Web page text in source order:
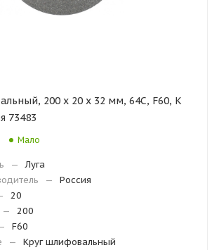
200 х 20 х 32 мм, 64С, F60, K
73483
Мало
—
Луга
—
Россия
20
—
200
F60
—
Круг шлифовальный